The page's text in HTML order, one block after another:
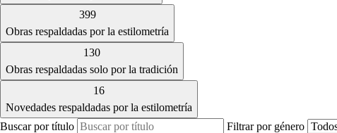
399
Obras respaldadas por la estilometría
130
Obras respaldadas solo por la tradición
16
Novedades respaldadas por la estilometría
Buscar por título
Filtrar por género